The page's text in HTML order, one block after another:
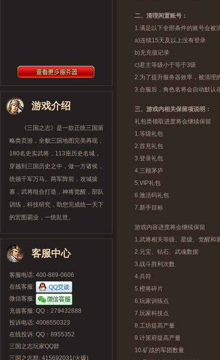
游戏介绍
《三国之志》是一款正统三国策
略类页游，全貌三国地图完美再现，
180名史实武将，113座历史名城，
穿越到三国历史之中，做一方诸侯，
统领千军万马。两军阵前，攻城拔
寨，武将组合打造，神将觉醒，部队
训练，科技研究，助您完成统一天下
的宏图霸业，一统乱世。
客服中心
客服电话: 400-889-0606
在线客服:
微信客服:
充值客服: QQ：279432888
投诉电话: 4006550323
在线投诉: QQ：8955352
三国之志玩家QQ群
三国之志群: 415692031(火爆)
二、清理闲置账号：
1.满足以下全部条件的账号会被
a)连续15天及以上没有登录
b)无充值记录
c)君主等级小于等于3级
2.为了提升服务器效率，被清理
3.合服后，角色名将会自动默认
三、游戏内相关保留项说明：
礼包类领取进度将会继续保留
1.等级礼包
2.首充礼包
3.登录礼包
4.三顾茅庐
5.VIP礼包
6.激活码礼包
7.新手目标
游戏内容进度将会继续保留
1.武将相关等级、星级、觉醒和
2.元宝、钻石、武魂数据
3.战斗胜利次数
4.兵符
5.橙将碎片
6.玩家训练点
7.玩家科技点
8.工坊提高产量
9.计策府提高产量
10.矿战的军团数量